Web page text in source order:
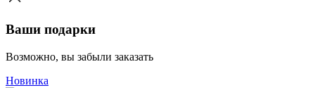
Ваши подарки
Возможно, вы забыли заказать
Новинка